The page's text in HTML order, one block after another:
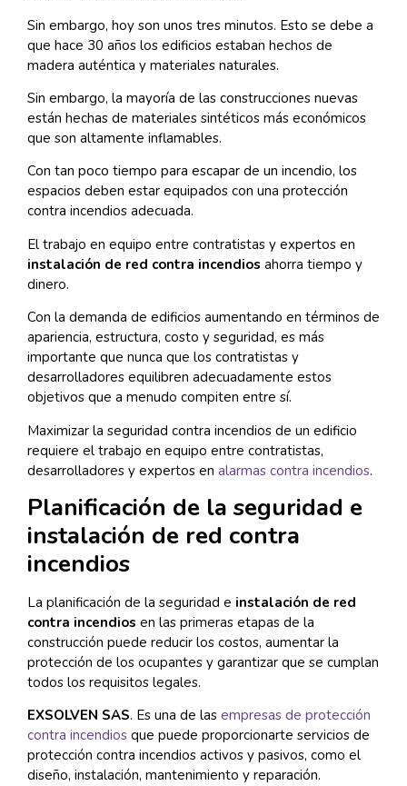
Sin embargo, hoy son unos tres minutos. Esto se debe a
que hace 30 años los edificios estaban hechos de
madera auténtica y materiales naturales.
Sin embargo, la mayoría de las construcciones nuevas
están hechas de materiales sintéticos más económicos
que son altamente inflamables.
Con tan poco tiempo para escapar de un incendio, los
espacios deben estar equipados con una protección
contra incendios adecuada.
El trabajo en equipo entre contratistas y expertos en
instalación de red contra incendios ahorra tiempo y
dinero.
Con la demanda de edificios aumentando en términos de
apariencia, estructura, costo y seguridad, es más
importante que nunca que los contratistas y
desarrolladores equilibren adecuadamente estos
objetivos que a menudo compiten entre sí.
Maximizar la seguridad contra incendios de un edificio
requiere el trabajo en equipo entre contratistas,
desarrolladores y expertos en alarmas contra incendios.
Planificación de la seguridad e
instalación de red contra
incendios
La planificación de la seguridad e instalación de red
contra incendios en las primeras etapas de la
construcción puede reducir los costos, aumentar la
protección de los ocupantes y garantizar que se cumplan
todos los requisitos legales.
EXSOLVEN SAS. Es una de las empresas de protección
contra incendios que puede proporcionarte servicios de
protección contra incendios activos y pasivos, como el
diseño, instalación, mantenimiento y reparación.